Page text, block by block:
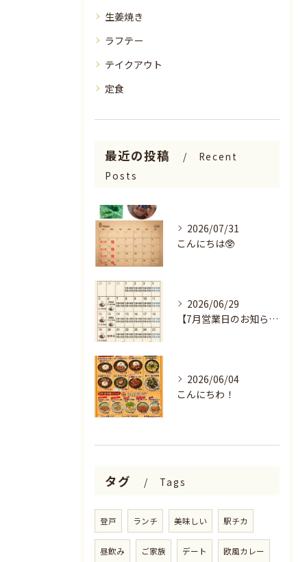
生姜焼き
ラフテー
テイクアウト
定食
最近の投稿
Recent
Posts
2026/07/31
こんにちは🥸
2026/06/29
【7月営業日のお知らせ🌻】
2026/06/04
こんにちわ！
タグ Tags
登戸 ランチ 美味しい 駅チカ
昼飲み ご家族 デート 欧風カレー